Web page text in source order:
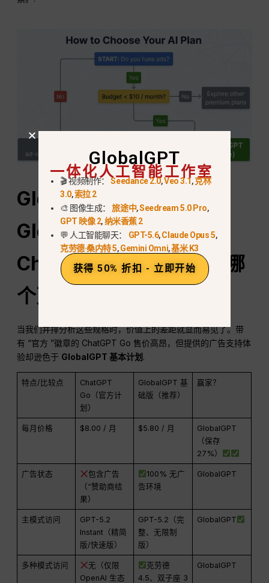
GlobalGPT ($5.8) vs.
GlobalGPT ($5.8).
ChatGPT围棋（$8）：哪
个更有价值？
当我们并排分析这些规格时，价值上的差距就显而易见了。带
有 “官方 ”徽章的 ChatGPT Go 售价高昂，但提供的广告支持体
验却逊色于 GlobalGPT 基本计划 .
特点/比较点
ChatGPT
Go（官方计
划）
GlobalGPT 基
础版（推荐）
赢家？
每月价格 $8.00 / 月 $5.80 / 月
GlobalGPT
（保存
27%）
广告状态
包含广告
（“赞助商结
果）
100% 无广
告环境
GlobalGPT
主模式访问
GPT-5.2
Instant（精简
版/快速版）
GPT-5.2（完
整、无限制
版）
GlobalGPT
多种模式访问
无（仅限
OpenAI 生态
克劳德
4.5、双子座 3
GlobalGPT
GlobalGPT
一体化人工智能工作室
🎬 视频制作：Seedance 2.0,Veo 3.1,克林
3.0,索拉 2
🎨 图像生成：旅途中,Seedream 5.0 Pro,
GPT 映像 2,纳米香蕉 2
💬 人工智能聊天： GPT-5.6,Claude Opus 5,
克劳德·桑内特 5,Gemini Omni,基米 K3
获得 50% 折扣 - 立即开始